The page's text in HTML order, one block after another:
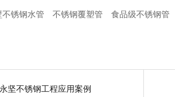
锈钢水管 不锈钢覆塑管
食品级不锈钢管
坚不锈钢工程应用案例